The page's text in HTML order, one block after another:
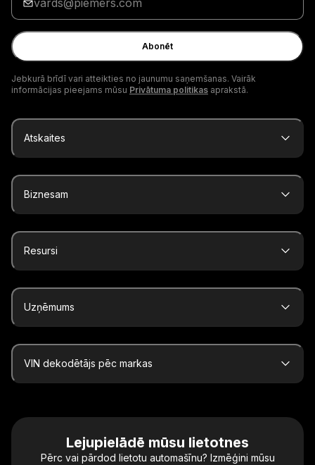
savu
e-
pasta
adresi
Abonēt
Jebkurā brīdī vari atteikties no jaunumu saņemšanas. Vairāk
informācijas pieejams mūsu Privātuma politikas aprakstā.
Atskaites
Biznesam
Resursi
Uzņēmums
VIN dekodētājs pēc markas
Lejupielādē mūsu lietotnes
Pērc vai pārdod lietotu automašīnu? Izmēģini mūsu